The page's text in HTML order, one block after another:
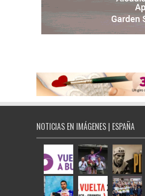
NOTICIAS EN IMÁGENES | ESPAÑA